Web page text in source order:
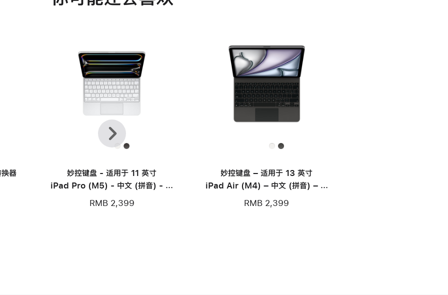
器
妙控键盘 - 适用于 11 英寸
iPad Pro (M5) - 中文 (拼音) - 白
RMB 2,399
妙控键盘 – 适用于 13 英寸
iPad Air (M4) – 中文 (拼音) – 黑
RMB 2,399
上
一
个
下
一
个